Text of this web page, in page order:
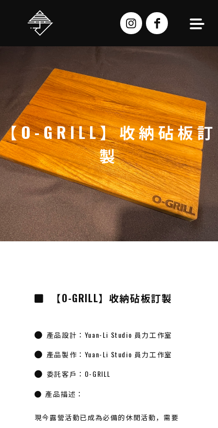
【O-GRILL】收納砧板訂
製
【O-GRILL】收納砧板訂製
產品設計：Yuan-Li Studio 員力工作室
產品製作：Yuan-Li Studio 員力工作室
委託客戶：O-GRILL
產品描述：
現今露營活動已成為必備的休閒活動，需要